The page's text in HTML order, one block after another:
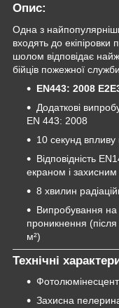
Опис:
Одна з
входять до
шолом відповідає
бійців пожежної
EN443: 2008
Додаткові
EN 443: 2008
10 секунд
Відповідність
екраном і
8 хвилин
Випробування на
проникнення
м²)
Технічні
Захисна